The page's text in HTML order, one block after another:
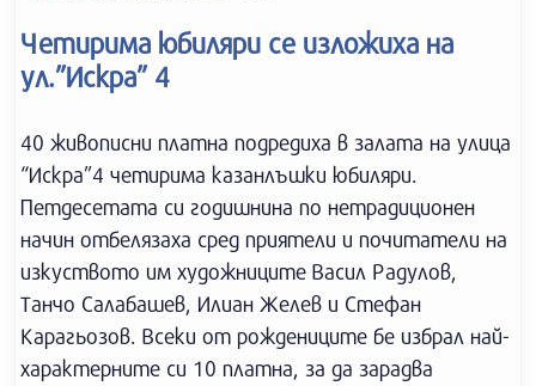
Четирима юбиляри се изложиха на
ул.”Искра” 4
40 живописни платна подредиха в залата на улица
“Искра”4 четирима казанлъшки юбиляри.
Петдесетата си годишнина по нетрадиционен
начин отбелязаха сред приятели и почитатели на
изкуството им художниците Васил Радулов,
Танчо Салабашев, Илиан Желев и Стефан
Карагьозов. Всеки от рождениците бе избрал най-
характерните си 10 платна, за да зарадва